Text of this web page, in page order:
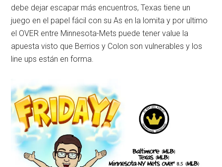
debe dejar escapar más encuentros, Texas tiene un
juego en el papel fácil con su As en la lomita y por ultimo
el OVER entre Minnesota-Mets puede tener value la
apuesta visto que Berrios y Colon son vulnerables y los
line ups están en forma.